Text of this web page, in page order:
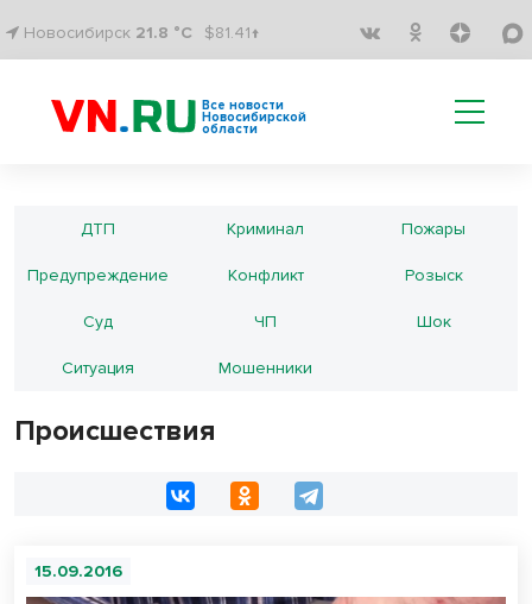
Новосибирск 21.8 °C $81.41↑
Все новости
Новосибирской
области
ДТП Криминал Пожары
Предупреждение Конфликт Розыск
Суд ЧП Шок
Ситуация Мошенники
Происшествия
15.09.2016